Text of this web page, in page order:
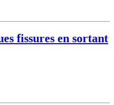
fissures en sortant